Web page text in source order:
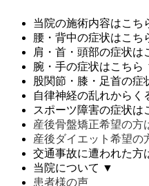
当院の施術内容はこち
腰・背中の症状はこち
肩・首・頭部の症状は
腕・手の症状はこちら
股関節・膝・足首の症
自律神経の乱れからく
スポーツ障害の症状は
産後骨盤矯正希望の方
産後ダイエット希望の
交通事故に遭われた方
当院について ▼
患者様の声